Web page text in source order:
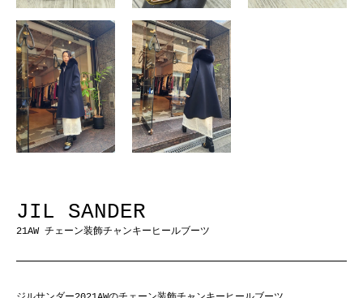
JIL SANDER
21AW チェーン装飾チャンキーヒールブーツ